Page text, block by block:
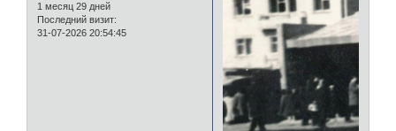
1 месяц 29 дней
Последний визит:
31-07-2026 20:54:45